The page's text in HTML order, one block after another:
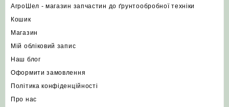
АгроШел - магазин запчастин до ґрунтообробної техніки
Кошик
Магазин
Мій обліковий запис
Наш блог
Оформити замовлення
Політика конфіденційності
Про нас